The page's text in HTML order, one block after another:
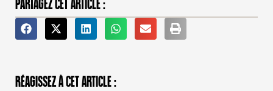
PARTAGEZ CET ARTICLE :
RÉAGISSEZ À CET ARTICLE :